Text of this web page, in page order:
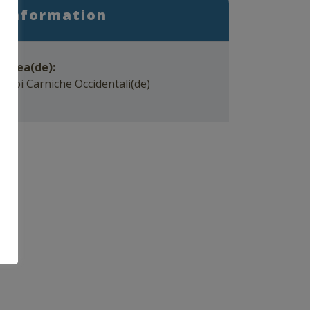
Information
Area(de):
Alpi Carniche Occidentali(de)